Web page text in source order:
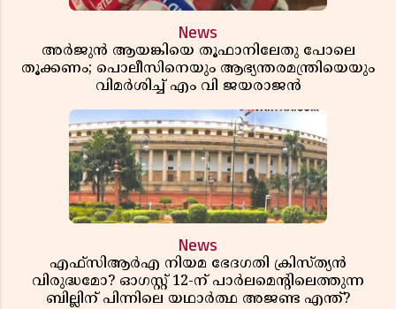
News
അർജുൻ ആയങ്കിയെ തൂഫാനിലേതു പോലെ
തൂക്കണം; പൊലീസിനെയും ആഭ്യന്തരമന്ത്രിയെയും
വിമർശിച്ച് എം വി ജയരാജൻ
News
എഫ്സിആർഎ നിയമ ഭേദഗതി ക്രിസ്ത്യൻ
വിരുദ്ധമോ? ഓഗസ്റ്റ് 12-ന് പാർലമെന്റിലെത്തുന്ന
ബില്ലിന് പിന്നിലെ യഥാർത്ഥ അജണ്ട എന്ത്?